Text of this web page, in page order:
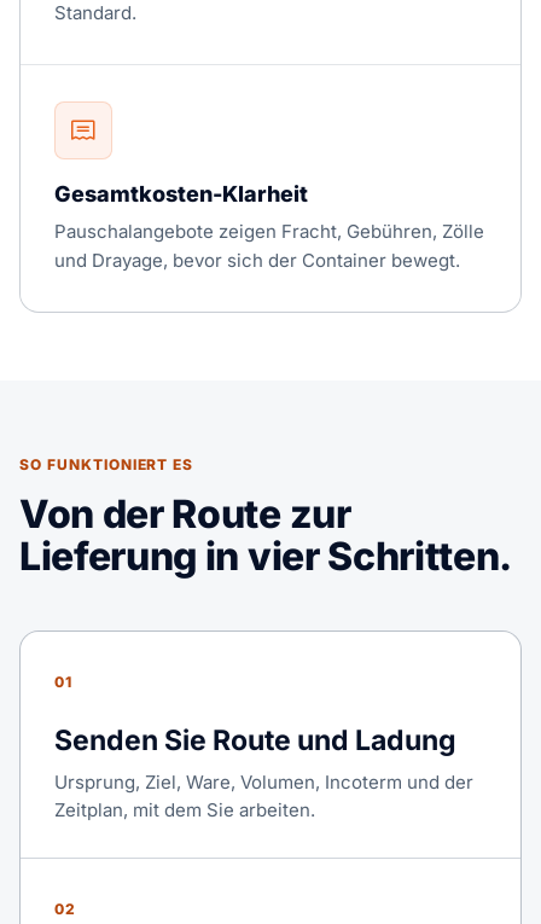
Standard.
Gesamtkosten-Klarheit
Pauschalangebote zeigen Fracht, Gebühren, Zölle
und Drayage, bevor sich der Container bewegt.
SO FUNKTIONIERT ES
Von der Route zur
Lieferung in vier Schritten.
01
Senden Sie Route und Ladung
Ursprung, Ziel, Ware, Volumen, Incoterm und der
Zeitplan, mit dem Sie arbeiten.
02